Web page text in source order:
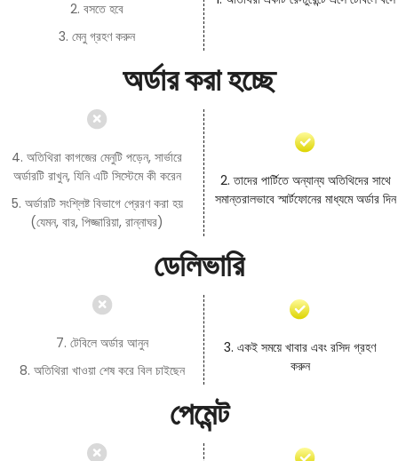
2. বসতে হবে
3. মেনু গ্রহণ করুন
অর্ডার করা হচ্ছে
4. অতিথিরা কাগজের মেনুটি পড়েন, সার্ভারে
অর্ডারটি রাখুন, যিনি এটি সিস্টেমে কী করেন
5. অর্ডারটি সংশ্লিষ্ট বিভাগে প্রেরণ করা হয়
(যেমন, বার, পিজ্জারিয়া, রান্নাঘর)
2. তাদের পার্টিতে অন্যান্য অতিথিদের সাথে
সমান্তরালভাবে স্মার্টফোনের মাধ্যমে অর্ডার দিন
ডেলিভারি
7. টেবিলে অর্ডার আনুন
8. অতিথিরা খাওয়া শেষ করে বিল চাইছেন
3. একই সময়ে খাবার এবং রসিদ গ্রহণ
করুন
পেমেন্ট